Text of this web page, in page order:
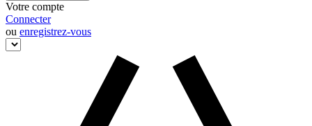
Votre compte
Connecter
ou enregistrez-vous